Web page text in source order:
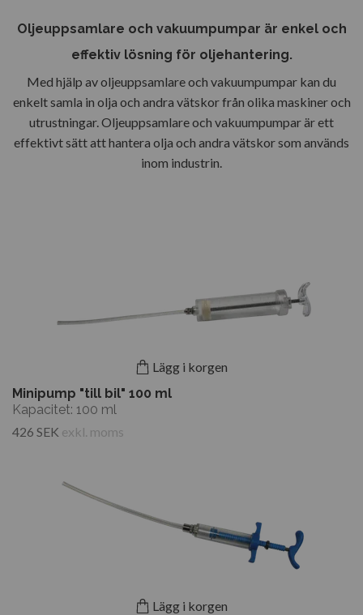
Oljeuppsamlare och vakuumpumpar är enkel och
effektiv lösning för oljehantering.
Med hjälp av oljeuppsamlare och vakuumpumpar kan du
enkelt samla in olja och andra vätskor från olika maskiner och
utrustningar. Oljeuppsamlare och vakuumpumpar är ett
effektivt sätt att hantera olja och andra vätskor som används
inom industrin.
Lägg i korgen
Minipump "till bil" 100 ml
Kapacitet: 100 ml
426 SEK exkl. moms
Lägg i korgen